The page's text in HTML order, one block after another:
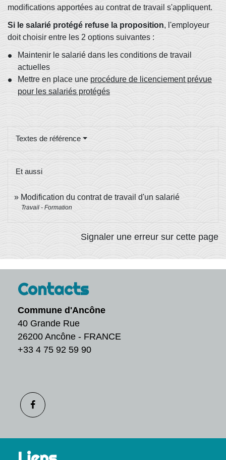
modifications apportées au contrat de travail s'appliquent.
Si le salarié protégé refuse la proposition, l'employeur
doit choisir entre les 2 options suivantes :
Maintenir le salarié dans les conditions de travail
actuelles
Mettre en place une procédure de licenciement prévue
pour les salariés protégés
Textes de référence
Et aussi
Modification du contrat de travail d'un salarié
Travail - Formation
Signaler une erreur sur cette page
Contacts
Commune d'Ancône
40 Grande Rue
26200 Ancône - FRANCE
+33 4 75 92 59 90